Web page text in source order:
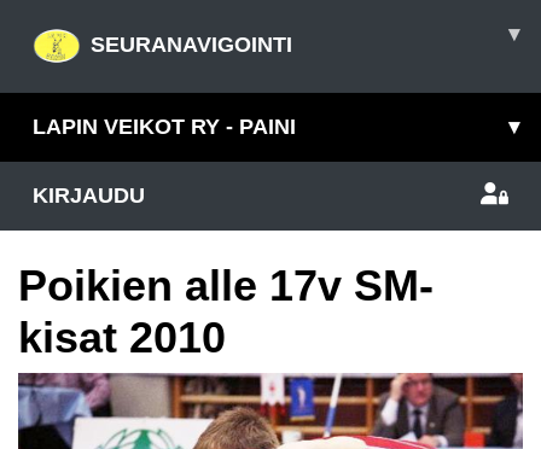
SEURANAVIGOINTI ▾
LAPIN VEIKOT RY - PAINI ▾
KIRJAUDU
Poikien alle 17v SM-
kisat 2010